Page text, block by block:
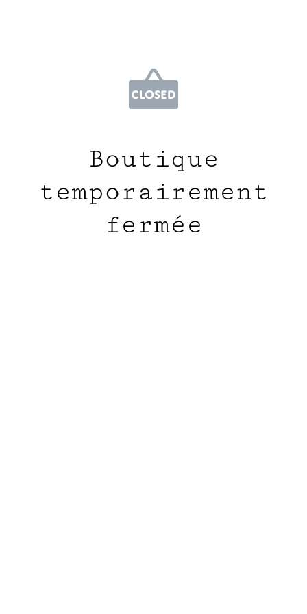
Boutique
temporairement
fermée